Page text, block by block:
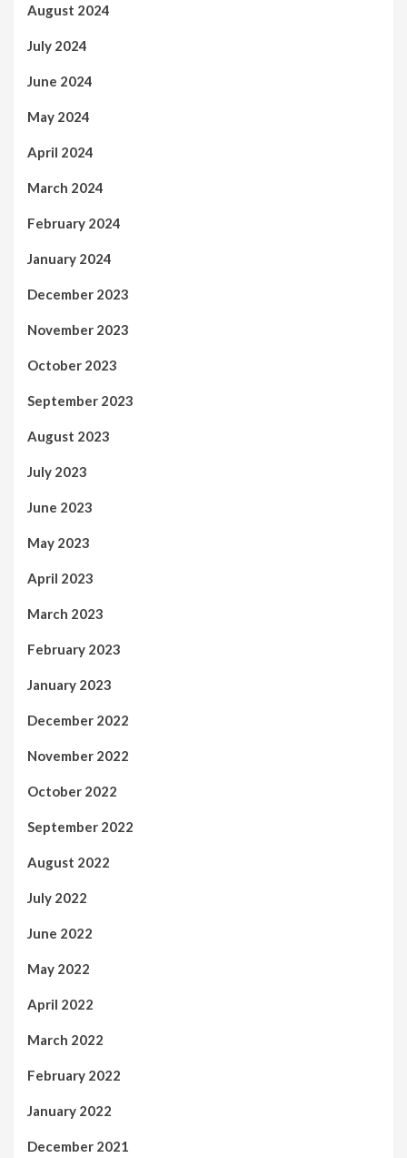
August 2024
July 2024
June 2024
May 2024
April 2024
March 2024
February 2024
January 2024
December 2023
November 2023
October 2023
September 2023
August 2023
July 2023
June 2023
May 2023
April 2023
March 2023
February 2023
January 2023
December 2022
November 2022
October 2022
September 2022
August 2022
July 2022
June 2022
May 2022
April 2022
March 2022
February 2022
January 2022
December 2021